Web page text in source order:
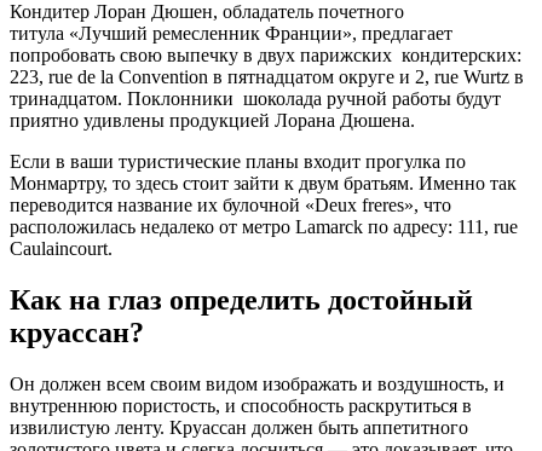
Кондитер Лоран Дюшен, обладатель почетного
титула «Лучший ремесленник Франции», предлагает
попробовать свою выпечку в двух парижских кондитерских:
223, rue de la Convention в пятнадцатом округе и 2, rue Wurtz в
тринадцатом. Поклонники шоколада ручной работы будут
приятно удивлены продукцией Лорана Дюшена.
Если в ваши туристические планы входит прогулка по
Монмартру, то здесь стоит зайти к двум братьям. Именно так
переводится название их булочной «Deux freres», что
расположилась недалеко от метро Lamarck по адресу: 111, rue
Caulaincourt.
Как на глаз определить достойный
круассан?
Он должен всем своим видом изображать и воздушность, и
внутреннюю пористость, и способность раскрутиться в
извилистую ленту. Круассан должен быть аппетитного